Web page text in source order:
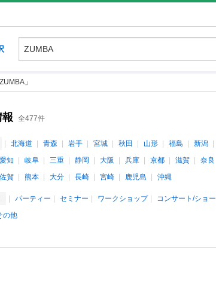
」
報 全477件
北海道 青森 岩手 宮城 秋田 山形 福島 新潟
愛知 岐阜 三重 静岡 大阪 兵庫 京都 滋賀 奈良
佐賀 熊本 大分 長崎 宮崎 鹿児島 沖縄
パーティー セミナー ワークショップ コンサート/ショー
の他